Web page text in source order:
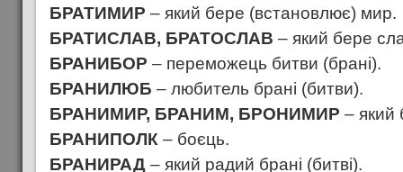
БРАТИМИР – який бере (встановлює) мир.
БРАТИСЛАВ, БРАТОСЛАВ – який бере
БРАНИБОР – переможець битви (брані).
БРАНИЛЮБ – любитель брані (битви).
БРАНИМИР, БРАНИМ, БРОНИМИР – який
БРАНИПОЛК – боєць.
БРАНИРАД – який радий брані (битві).